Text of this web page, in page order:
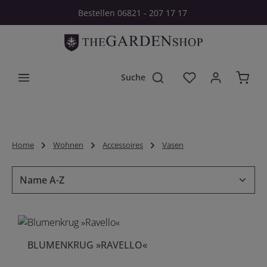
Zum Hauptinhalt springenBestellen 06821 - 207 17 17
Du hast 0
Home Wohnen Accessoires Vasen
BLUMENKRUG »RAVELLO«